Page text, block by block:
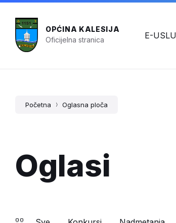
OPĆINA KALESIJA
Oficijelna stranica
E-
Početna Oglasna ploča
Oglasi